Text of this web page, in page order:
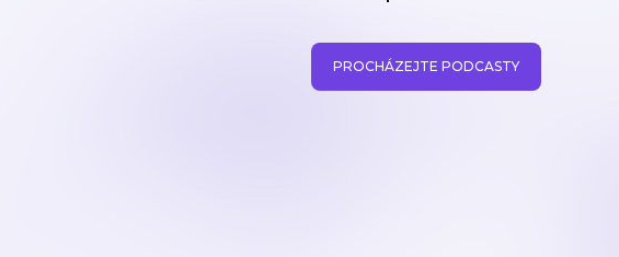
PROCHÁZEJTE PODCASTY